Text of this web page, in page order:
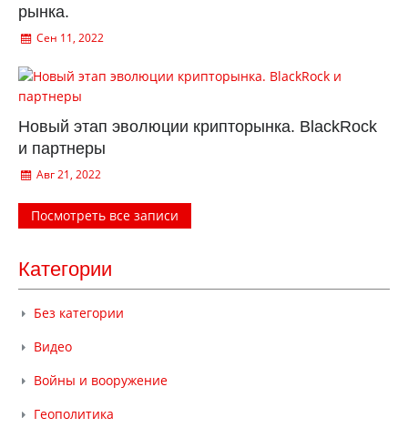
рынка.
Сен 11, 2022
Новый этап эволюции крипторынка. BlackRock
и партнеры
Авг 21, 2022
Посмотреть все записи
Категории
Без категории
Видео
Войны и вооружение
Геополитика